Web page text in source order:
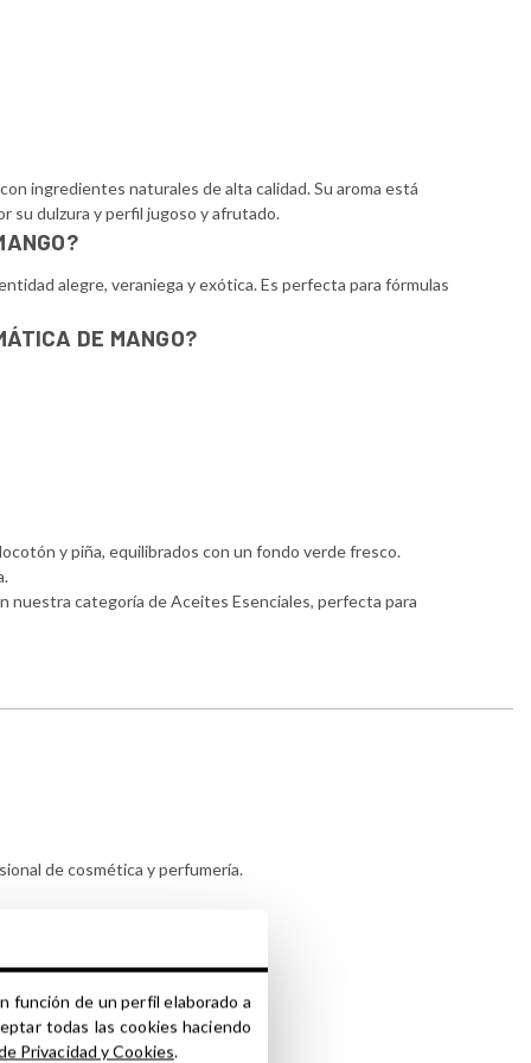
ingredientes naturales de alta calidad. Su aroma está
su dulzura y perfil jugoso y afrutado.
alegre, veraniega y exótica. Es perfecta para fórmulas
DE MANGO?
y piña, equilibrados con un fondo verde fresco.
nuestra categoría de Aceites Esenciales, perfecta para
de cosmética y perfumería.
para evitar su evaporación.
de sus complejidades.
función de un perfil elaborado a
todas las cookies haciendo
Privacidad y Cookies.